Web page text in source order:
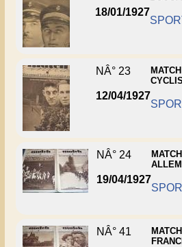
18/01/1927
NÂ° 23
12/04/1927
NÂ° 24
19/04/1927
NÂ° 41